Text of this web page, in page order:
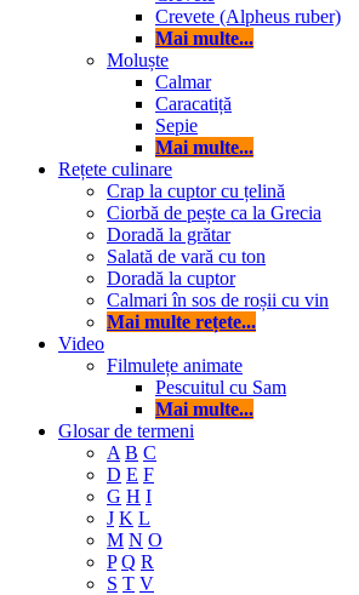
Crevete (Alpheus ruber)
Mai multe...
Moluște
Calmar
Caracatiță
Sepie
Mai multe...
Rețete culinare
Crap la cuptor cu țelină
Ciorbă de pește ca la Grecia
Doradă la grătar
Salată de vară cu ton
Doradă la cuptor
Calmari în sos de roșii cu vin
Mai multe rețete...
Video
Filmulețe animate
Pescuitul cu Sam
Mai multe...
Glosar de termeni
A B C
D E F
G H I
J K L
M N O
P Q R
S T V